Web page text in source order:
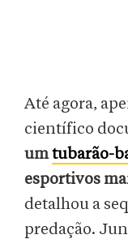
Até agora,
científico
umtubarão-
esportivos
detalhou a
predação.